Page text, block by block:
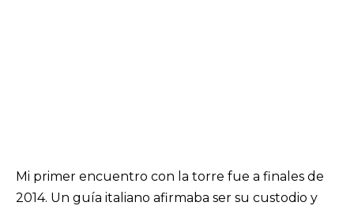
Mi primer encuentro con la torre fue a finales de
2014. Un guía italiano afirmaba ser su custodio y